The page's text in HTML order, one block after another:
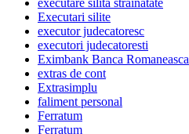
executare silita strainatate
Executari silite
executor judecatoresc
executori judecatoresti
Eximbank Banca Romaneasca
extras de cont
Extrasimplu
faliment personal
Ferratum
Ferratum